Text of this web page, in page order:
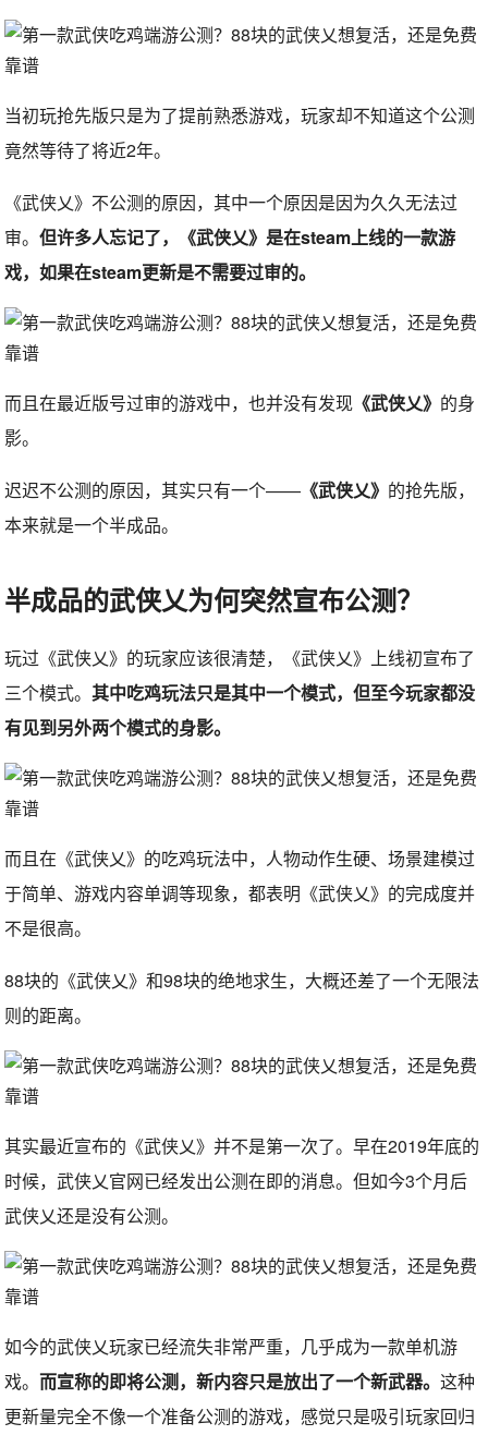
当初玩抢先版只是为了提前熟悉游戏，玩家却不知道这个公测
竟然等待了将近2年。
《武侠乂》不公测的原因，其中一个原因是因为久久无法过
审。但许多人忘记了，《武侠乂》是在steam上线的一款游
戏，如果在steam更新是不需要过审的。
而且在最近版号过审的游戏中，也并没有发现 《武侠乂》 的身
影。
迟迟不公测的原因，其实只有一个—— 《武侠乂》 的抢先版，
本来就是一个半成品。
半成品的武侠乂为何突然宣布公测？
玩过《武侠乂》的玩家应该很清楚，《武侠乂》上线初宣布了
三个模式。其中吃鸡玩法只是其中一个模式，但至今玩家都没
有见到另外两个模式的身影。
而且在《武侠乂》的吃鸡玩法中，人物动作生硬、场景建模过
于简单、游戏内容单调等现象，都表明《武侠乂》的完成度并
不是很高。
88块的《武侠乂》和98块的绝地求生，大概还差了一个无限法
则的距离。
其实最近宣布的《武侠乂》并不是第一次了。早在2019年底的
时候，武侠乂官网已经发出公测在即的消息。但如今3个月后
武侠乂还是没有公测。
如今的武侠乂玩家已经流失非常严重，几乎成为一款单机游
戏。而宣称的即将公测，新内容只是放出了一个新武器。这种
更新量完全不像一个准备公测的游戏，感觉只是吸引玩家回归